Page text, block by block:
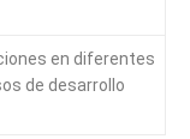
en diferentes
de desarrollo